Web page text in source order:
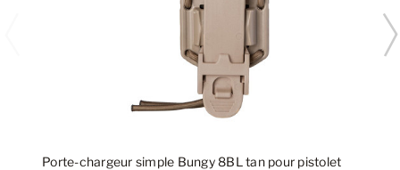
Porte-chargeur simple Bungy 8BL tan pour pistolet